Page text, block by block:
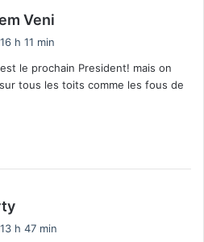
Veni
:
h 11 min
est le prochain President! mais on
sur tous les toits comme les fous de
h 47 min